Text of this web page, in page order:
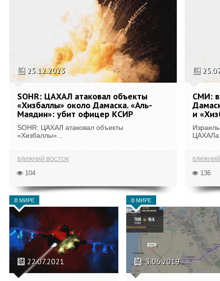
25.12.2023
SOHR: ЦАХАЛ атаковал объекты
«Хизбаллы» около Дамаска. «Аль-
Маядин»: убит офицер КСИР
SOHR: ЦАХАЛ атаковал объекты
«Хизбаллы»...
БЛИЖНИЙ ВОСТОК
104
СМИ: в
и
ЦАХАЛа
136
В МИРЕ
22.07.2021
В МИРЕ
3.06.2019